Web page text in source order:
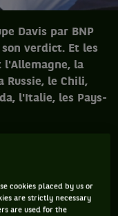
Davis par BNP
verdict. Et les
l'Allemagne, la
Russie, le Chili,
l'Italie, les Pays-
? Le résumé des
jours, lors de 4
des 3 sets.
cookies placed by us or
are strictly necessary
are used for the